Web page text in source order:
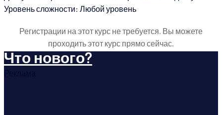
Уровень сложности: Любой уровень
Регистрации на этот курс не требуется. Вы можете
проходить этот курс прямо сейчас.
Что нового?